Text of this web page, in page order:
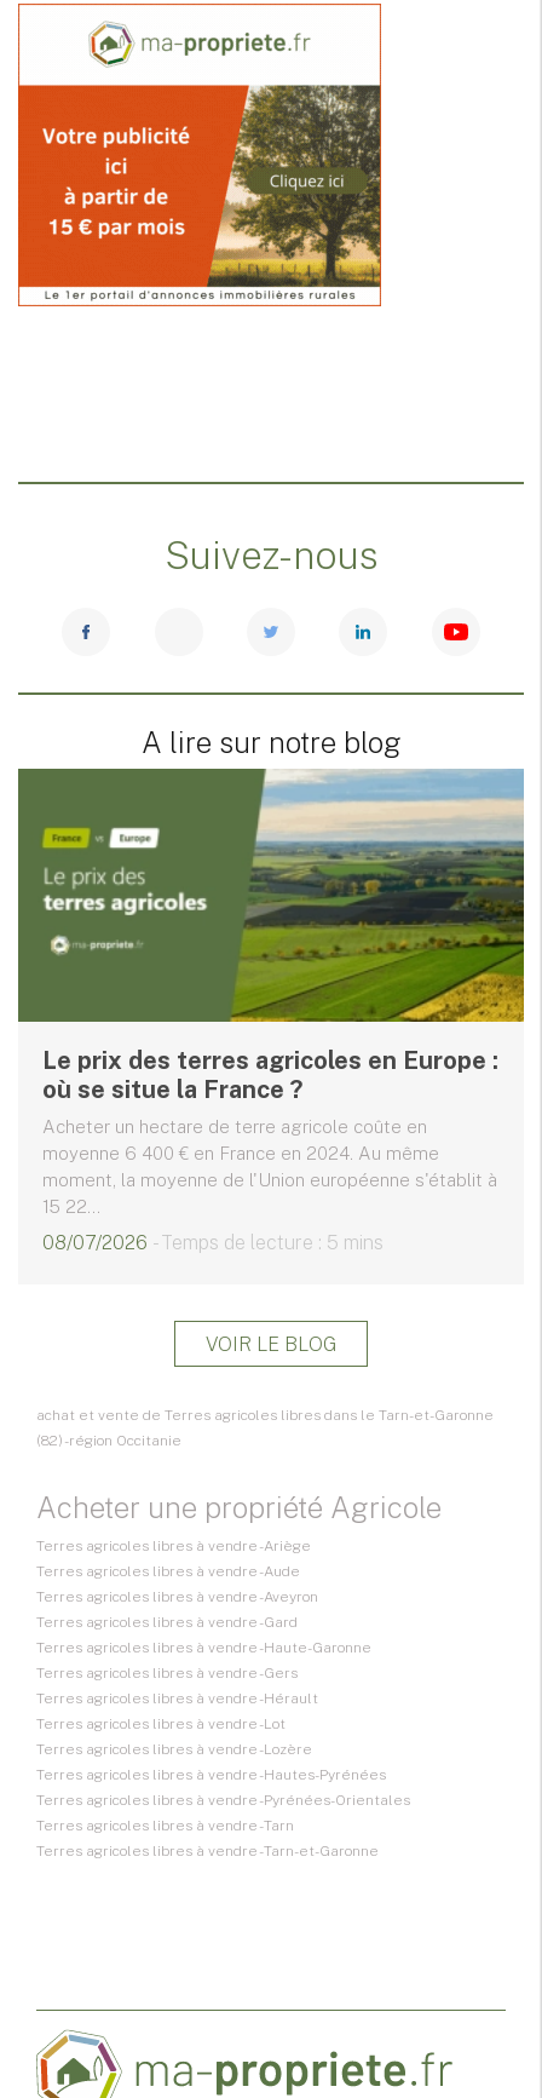
Suivez-nous
A lire sur notre blog
Le prix des terres agricoles en Europe :
où se situe la France ?
Acheter un hectare de terre agricole coûte en
moyenne 6 400 € en France en 2024. Au même
moment, la moyenne de l'Union européenne s'établit à
15 22...
08/07/2026 - Temps de lecture : 5 mins
VOIR LE BLOG
achat et vente de Terres agricoles libres dans le Tarn-et-Garonne
(82) - région Occitanie
Acheter une propriété Agricole
Terres agricoles libres à vendre - Ariège
Terres agricoles libres à vendre - Aude
Terres agricoles libres à vendre - Aveyron
Terres agricoles libres à vendre - Gard
Terres agricoles libres à vendre - Haute-Garonne
Terres agricoles libres à vendre - Gers
Terres agricoles libres à vendre - Hérault
Terres agricoles libres à vendre - Lot
Terres agricoles libres à vendre - Lozère
Terres agricoles libres à vendre - Hautes-Pyrénées
Terres agricoles libres à vendre - Pyrénées-Orientales
Terres agricoles libres à vendre - Tarn
Terres agricoles libres à vendre - Tarn-et-Garonne